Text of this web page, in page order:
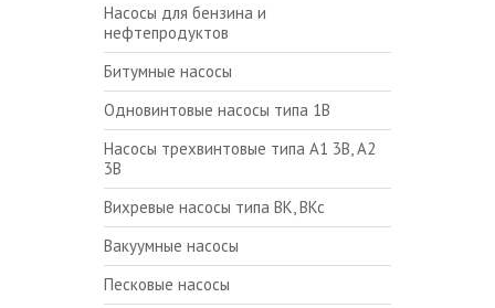
Насосы для бензина и
нефтепродуктов
Битумные насосы
Одновинтовые насосы типа 1В
Насосы трехвинтовые типа А1 3В, А2
3В
Вихревые насосы типа ВК, ВКс
Вакуумные насосы
Песковые насосы